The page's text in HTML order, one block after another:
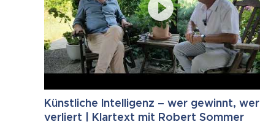
Künstliche Intelligenz – wer gewinnt, wer
verliert | Klartext mit Robert Sommer